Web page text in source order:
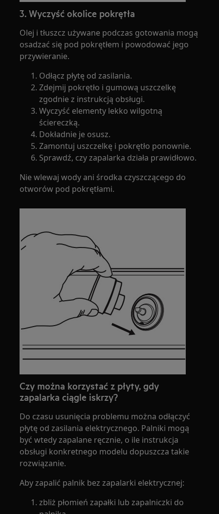
3. Wyczyść okolice pokrętła
Olej i tłuszcz używane podczas gotowania mogą
osadzać się pod pokrętłem i powodować jego
przywieranie.
Odłącz płytę od zasilania.
Zdejmij pokrętło i gumową uszczelkę
zgodnie z instrukcją obsługi.
Wyczyść elementy lekko wilgotną
ściereczką.
Dokładnie je osusz.
Zamontuj uszczelkę i pokrętło ponownie.
Sprawdź, czy zapalarka działa prawidłowo.
Nie wlewaj wody ani środka czyszczącego do
otworów pod pokrętłami.
Czy można korzystać z płyty, gdy
zapalarka ciągle iskrzy?
Do czasu usunięcia problemu można odłączyć
płytę od zasilania elektrycznego. Palniki mogą
być wtedy zapalane ręcznie, o ile instrukcja
obsługi konkretnego modelu dopuszcza takie
rozwiązanie.
Aby zapalić palnik bez zapalarki elektrycznej:
zbliż płomień zapałki lub zapalniczki do